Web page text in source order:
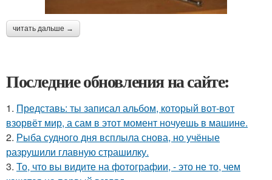
читать дальше →
Последние обновления на сайте:
1. Представь: ты записал альбом, который вот-вот
взорвёт мир, а сам в этот момент ночуешь в машине.
2. Рыба судного дня всплыла снова, но учёные
разрушили главную страшилку.
3. То, что вы видите на фотографии, - это не то, чем